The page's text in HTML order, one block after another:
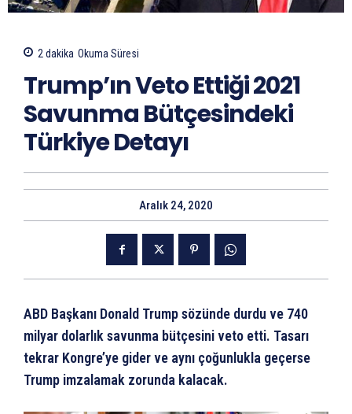
2dakika Okuma Süresi
Trump’ın Veto Ettiği 2021
Savunma Bütçesindeki
Türkiye Detayı
Aralık 24, 2020
ABD Başkanı Donald Trump sözünde durdu ve 740
milyar dolarlık savunma bütçesini veto etti. Tasarı
tekrar Kongre’ye gider ve aynı çoğunlukla geçerse
Trump imzalamak zorunda kalacak.